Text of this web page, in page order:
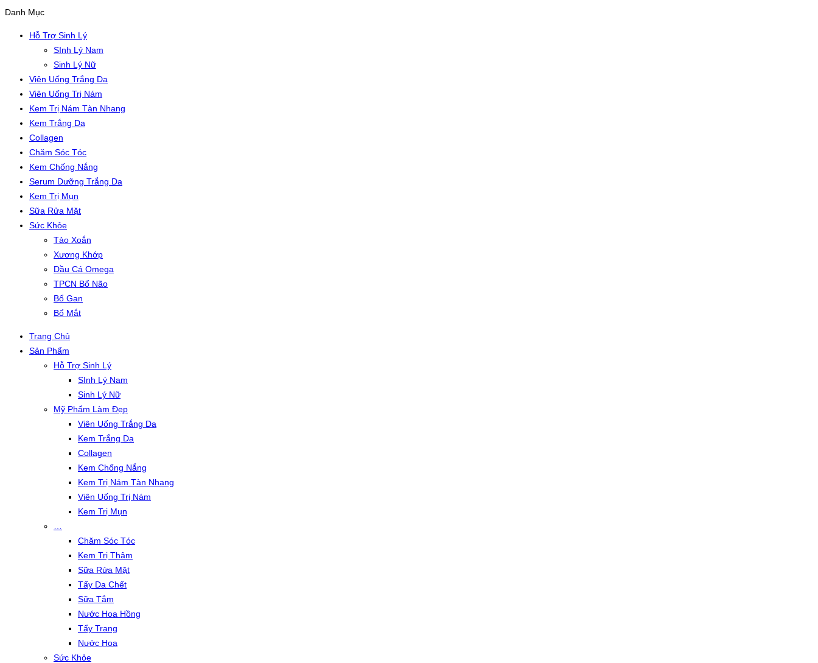
Danh Mục
Hỗ Trợ Sinh Lý
SInh Lý Nam
Sinh Lý Nữ
Viên Uống Trắng Da
Viên Uống Trị Nám
Kem Trị Nám Tàn Nhang
Kem Trắng Da
Collagen
Chăm Sóc Tóc
Kem Chống Nắng
Serum Dưỡng Trắng Da
Kem Trị Mụn
Sữa Rửa Mặt
Sức Khỏe
Tảo Xoắn
Xương Khớp
Dầu Cá Omega
TPCN Bổ Não
Bổ Gan
Bổ Mắt
Trang Chủ
Sản Phẩm
Hỗ Trợ Sinh Lý
SInh Lý Nam
Sinh Lý Nữ
Mỹ Phẩm Làm Đẹp
Viên Uống Trắng Da
Kem Trắng Da
Collagen
Kem Chống Nắng
Kem Trị Nám Tàn Nhang
Viên Uống Trị Nám
Kem Trị Mụn
Chăm Sóc Tóc
Kem Trị Thâm
Sữa Rửa Mặt
Tẩy Da Chết
Sữa Tắm
Nước Hoa Hồng
Tẩy Trang
Nước Hoa
Sức Khỏe